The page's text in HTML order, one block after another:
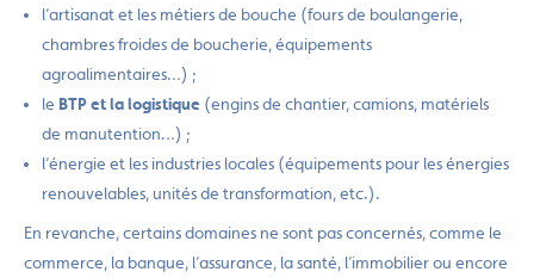
l’artisanat et les métiers de bouche (fours de boulangerie,
chambres froides de boucherie, équipements
agroalimentaires…) ;
le BTP et la logistique (engins de chantier, camions, matériels
de manutention…) ;
l’énergie et les industries locales (équipements pour les énergies
renouvelables, unités de transformation, etc.).
En revanche, certains domaines ne sont pas concernés, comme le
commerce, la banque, l’assurance, la santé, l’immobilier ou encore